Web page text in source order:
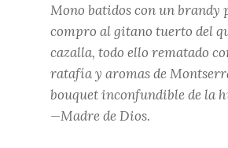
Mono batidos con un brandy
compro al gitano tuerto del
cazalla, todo ello rematado
ratafía y aromas de
bouquet inconfundible de la
—Madre de Dios.